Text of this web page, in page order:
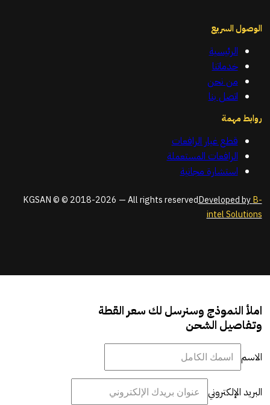
الوصول السريع
الرئيسية
خدماتنا
من نحن
اتصل بنا
روابط مهمة
قطع غيار الرافعات
الرافعات المستعملة
استشارة مجانية
KGSAN © © 2018-2026 — All rights reservedDeveloped byB-
intel Solutions
املأ النموذج وسنرسل لك سعر القطة
وتفاصيل الشحن
الاسم
البريد الإلكتروني